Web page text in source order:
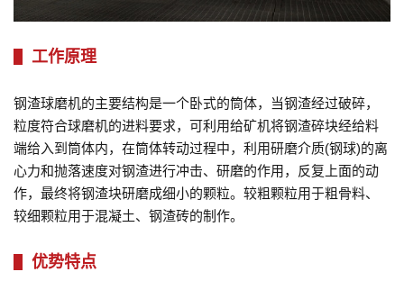
工作原理
钢渣球磨机的主要结构是一个卧式的筒体，当钢渣经过破碎，
粒度符合球磨机的进料要求，可利用给矿机将钢渣碎块经给料
端给入到筒体内，在筒体转动过程中，利用研磨介质(钢球)的离
心力和抛落速度对钢渣进行冲击、研磨的作用，反复上面的动
作，最终将钢渣块研磨成细小的颗粒。较粗颗粒用于粗骨料、
较细颗粒用于混凝土、钢渣砖的制作。
优势特点